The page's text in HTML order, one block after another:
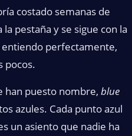
costado semanas de
pestaña y se sigue con la
perfectamente,
pocos.
han puesto nombre, blue
azules. Cada punto azul
un asiento que nadie ha